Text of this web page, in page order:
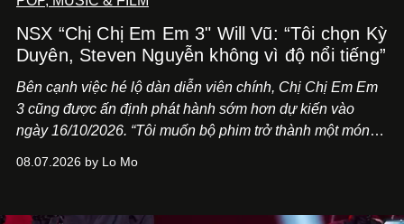
NSX “Chị Chị Em Em 3" Will Vũ: “Tôi chọn Kỳ
Duyên, Steven Nguyễn không vì độ nổi tiếng”
Bên cạnh việc hé lộ dàn diễn viên chính, Chị Chị Em Em
3 cũng được ấn định phát hành sớm hơn dự kiến vào
ngày 16/10/2026. “Tôi muốn bộ phim trở thành một món
Việt Nam”, NSX Will Vũ cho biết.
08.07.2026 by Lo Mo